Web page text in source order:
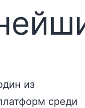
из
среди